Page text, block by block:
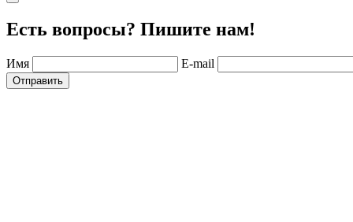
Есть вопросы? Пишите нам!
Имя E-mail